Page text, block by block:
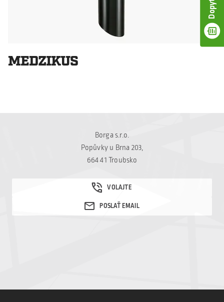
Dopyty
MEDZIKUS
Borga s.r.o.
Popůvky u Brna 203,
664 41 Troubsko